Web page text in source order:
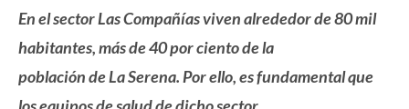
En el sector Las Compañías viven alrededor de 80 mil
habitantes, más de 40 por ciento de la
población de La Serena. Por ello, es fundamental que